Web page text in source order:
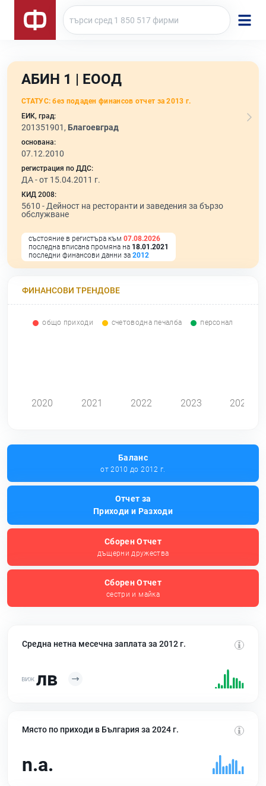
АБИН 1 | ЕООД
СТАТУС: без подаден финансов отчет за 2013 г.
ЕИК, град:
201351901, Благоевград
основана:
07.12.2010
регистрация по ДДС:
ДА - от 15.04.2011 г.
КИД 2008:
5610 - Дейност на ресторанти и заведения за бързо
обслужване
състояние в регистъра към 07.08.2026
последна вписана промяна на 18.01.2021
последни финансови данни за 2012
ФИНАНСОВИ ТРЕНДОВЕ
общо приходи счетоводна печалба персонал
2020 2021 2022 2023 2024
Баланс
от 2010 до 2012 г.
Отчет за
Приходи и Разходи
Сборен Отчет
дъщерни дружества
Сборен Отчет
сестри и майка
Средна нетна месечна заплата за 2012 г.
лв
Място по приходи в България за 2024 г.
n.a.